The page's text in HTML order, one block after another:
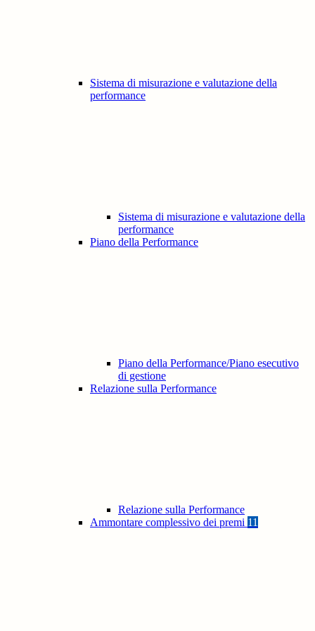
Sistema di misurazione e valutazione della
performance
Sistema di misurazione e valutazione della
performance
Piano della Performance
Piano della Performance/Piano esecutivo
di gestione
Relazione sulla Performance
Relazione sulla Performance
Ammontare complessivo dei premi 11